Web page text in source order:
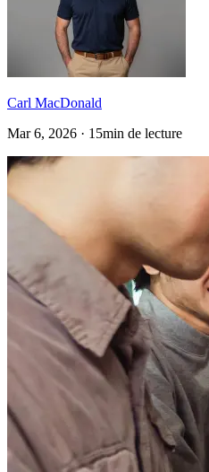
Carl MacDonald
Mar 6, 2026 · 15min de lecture